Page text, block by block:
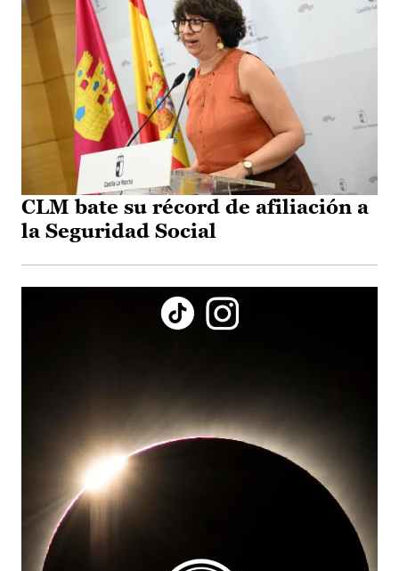
CLM bate su récord de afiliación a
la Seguridad Social